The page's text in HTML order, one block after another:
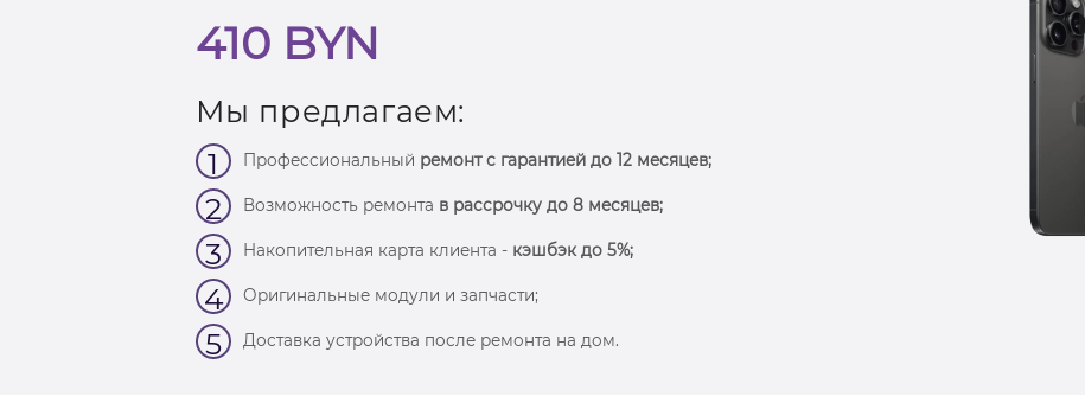
410 BYN
Мы предлагаем:
1 Профессиональный ремонт с гарантией до 12 месяцев;
2 Возможность ремонта в рассрочку до 8 месяцев;
3 Накопительная карта клиента - кэшбэк до 5%;
4 Оригинальные модули и запчасти;
5 Доставка устройства после ремонта на дом.